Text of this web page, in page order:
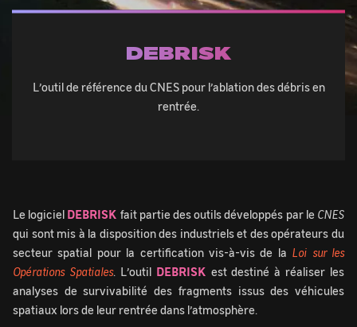
DEBRISK
L’outil de référence du CNES pour l’ablation des débris en
rentrée.
Le logiciel DEBRISK fait partie des outils développés par le CNES
qui sont mis à la disposition des industriels et des opérateurs du
secteur spatial pour la certification vis-à-vis de la Loi sur les
Opérations Spatiales. L’outil DEBRISK est destiné à réaliser les
analyses de survivabilité des fragments issus des véhicules
spatiaux lors de leur rentrée dans l’atmosphère.